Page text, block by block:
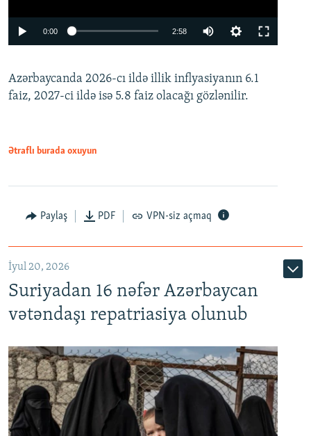
Auto
0:00 2:58
360p
480p
Azərbaycanda 2026-cı ildə illik inflyasiyanın 6.1
faiz, 2027-ci ildə isə 5.8 faiz olacağı gözlənilir.
Ətraflı burada oxuyun
Paylaş PDF VPN-siz açmaq
İyul 20, 2026
Suriyadan 16 nəfər Azərbaycan
vətəndaşı repatriasiya olunub